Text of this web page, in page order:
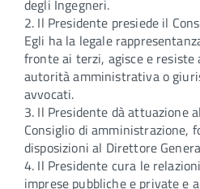
degli Ingegneri.
2. Il Presidente presiede il
Egli ha la legale
fronte ai terzi, agisce e resiste
autorità amministrativa o
avvocati.
3. Il Presidente dà attuazione
Consiglio di amministrazione,
disposizioni al Direttore
4. Il Presidente cura le
imprese pubbliche e private e